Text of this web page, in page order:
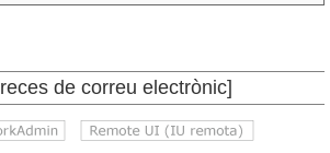
de correu electrònic]